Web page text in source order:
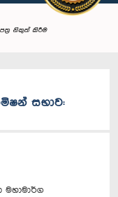
නිකුත් කිරීම
සභාව:
මහාමාර්ග